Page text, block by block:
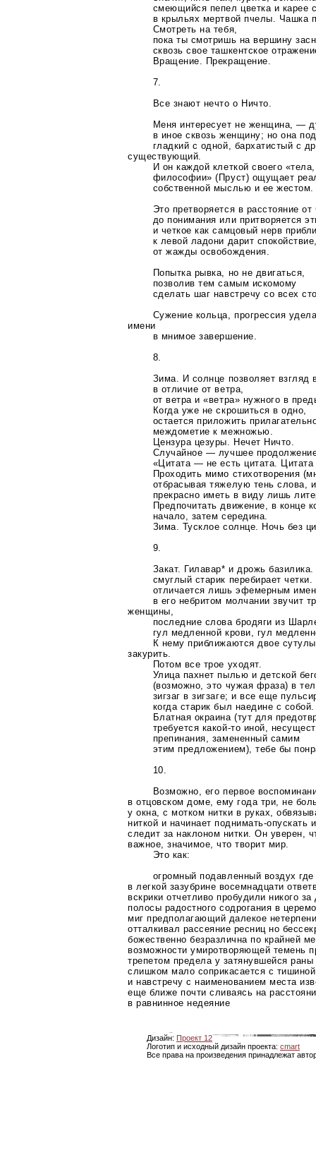
смеющийся пепел цветка и карее
в крыльях мертвой пчелы. Чашка
Смотреть на тебя,
пока ты смотришь на вершину
сквозь свое ташкентское
Вращение. Прекращение.
7.
Все знают нечто о Ничто.
Меня интересует не женщина, —
в иное сквозь женщину; но она
гладкий с одной, бархатистый с
существующий.
И он каждой клеткой своего
философии» (Пруст) ощущает
собственной мыслью и ее жестом.
Это претворяется в расстояние от
до понимания или притворяется
и четкое как самцовый нерв
к левой ладони дарит
от жажды освобождения.
Попытка рывка, но не двигаться,
позволив тем самым искомому
сделать шаг навстречу со всех
Сужение кольца, прогрессия
имени
в мнимое завершение.
8.
Зима. И солнце позволяет взгляд
в отличие от ветра,
от ветра и «ветра» нужного в
Когда уже не скрошиться в одно,
остается приложить
междометие к межножью.
Цензура цезуры. Нечет Ничто.
Случайное — лучшее
«Цитата — не есть цитата.
Проходить мимо стихотворения
отбрасывая тяжелую тень слова,
прекрасно иметь в виду лишь
Предпочитать движение, в конце
начало, затем середина.
Зима. Тусклое солнце. Ночь без
9.
Закат. Гилавар* и дрожь
смуглый старик перебирает
отличается лишь эфемерным
в его небритом молчании звучит
женщины,
последние слова бродяги из
гул медленной крови, гул
К нему приближаются двое
закурить.
Потом все трое уходят.
Улица пахнет пылью и детской
(возможно, это чужая фраза) в
зигзаг в зигзаге; и все еще
когда старик был наедине с собой.
Блатная окраина (тут для
требуется какой-то иной,
препинания, замененный самим
этим предложением), тебе бы
10.
Возможно, его первое
в отцовском доме, ему года три, не
у окна, с мотком нитки в руках,
ниткой и начинаетподнимать-опускать
следит за наклоном нитки. Он уверен,
важное, значимое, что творит мир.
Это как:
огромный подавленный воздух
в легкой зазубрине восемнадцати
вскрики отчетливо пробудили никого
полосы радостного содрогания в
миг предполагающий далекое
отталкивал рассеяние ресниц но
божественно безразлична по крайней
возможности умиротворяющей темень
трепетом предела у затянувшейся
слишком мало соприкасается с
и навстречу с наименованием места
еще ближе почти сливаясь на
в равнинное недеяние
Дизайн: Проект 12
Логотип и исходный дизайн проекта: cmart
Все права на произведения принадлежат